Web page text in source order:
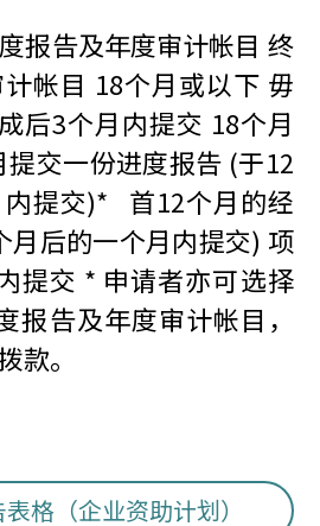
报告及年度审计帐目 终
帐目 18个月或以下 毋
后3个月内提交 18个月
提交一份进度报告 (于12
提交)* 首12个月的经
月后的一个月内提交) 项
提交 * 申请者亦可选择
报告及年度审计帐目，
款。
格（企业资助计划）